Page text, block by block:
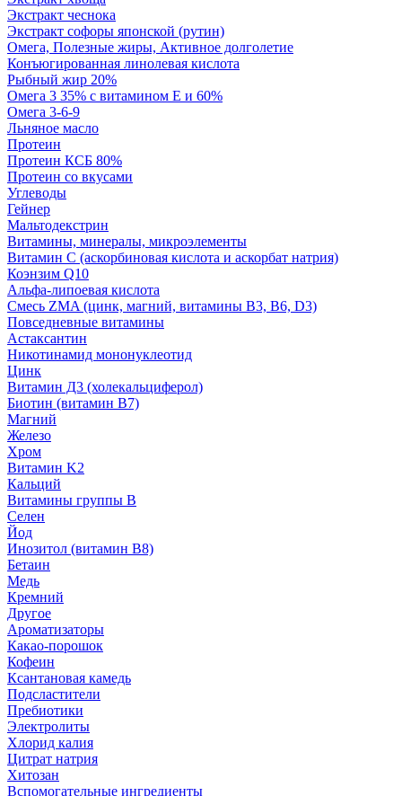
Экстракт чеснока
Экстракт софоры японской (рутин)
Омега, Полезные жиры, Активное долголетие
Конъюгированная линолевая кислота
Рыбный жир 20%
Омега 3 35% с витамином Е и 60%
Омега 3-6-9
Льняное масло
Протеин
Протеин КСБ 80%
Протеин со вкусами
Углеводы
Гейнер
Мальтодекстрин
Витамины, минералы, микроэлементы
Витамин C (аскорбиновая кислота и аскорбат натрия)
Коэнзим Q10
Альфа-липоевая кислота
Смесь ZMA (цинк, магний, витамины B3, B6, D3)
Повседневные витамины
Астаксантин
Никотинамид мононуклеотид
Цинк
Витамин Д3 (холекальциферол)
Биотин (витамин B7)
Магний
Железо
Хром
Витамин K2
Кальций
Витамины группы B
Селен
Йод
Инозитол (витамин B8)
Бетаин
Медь
Кремний
Другое
Ароматизаторы
Какао-порошок
Кофеин
Ксантановая камедь
Подсластители
Пребиотики
Электролиты
Хлорид калия
Цитрат натрия
Хитозан
Вспомогательные ингредиенты